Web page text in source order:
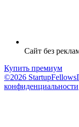
Сайт без
Купить премиум
©2026 StartupFellows
конфиденциальности